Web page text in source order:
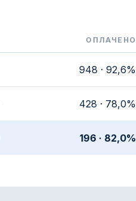
ОПЛАЧЕНО
948 · 92,6%
428 · 78,0%
196 · 82,0%